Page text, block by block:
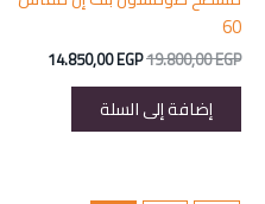
60
19.800,00EGP السعر
هو:
19.800,00 EGP.
14.850,00EGP
إضافة إلى السلة